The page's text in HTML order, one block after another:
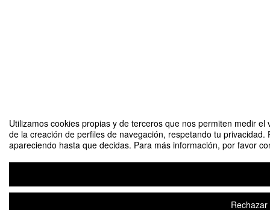
Utilizamos cookies propias y de terceros que nos permiten medir
de la creación de perfiles de navegación, respetando tu
apareciendo hasta que decidas. Para más información, por favor